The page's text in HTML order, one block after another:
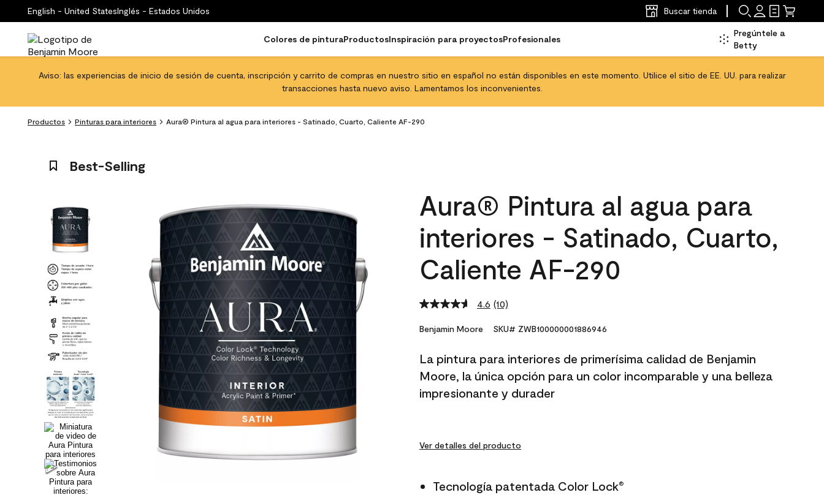
English - United StatesInglés - Estados Unidos Buscar tienda
Colores de pinturaProductosInspiración para proyectosProfesionales
Pregúntele a
Betty
Aviso: las experiencias de inicio de sesión de cuenta, inscripción y carrito de compras en nuestro sitio en español no están disponibles en este momento. Utilice el sitio de EE. UU. para realizar
transacciones hasta nuevo aviso. Lamentamos los inconvenientes.
Productos Pinturas para interiores Aura® Pintura al agua para interiores - Satinado, Cuarto, Caliente AF-290
Best-Selling
Aura® Pintura al agua para
interiores - Satinado, Cuarto,
Caliente AF-290
4.6 Read
Reviews.
link.
(10)
Benjamin Moore SKU# ZWB100000001886946
La pintura para interiores de primerísima calidad de Benjamin
Moore, la única opción para un color incomparable y una belleza
impresionante y durader
Ver detalles del producto
Tecnología patentada Color Lock®